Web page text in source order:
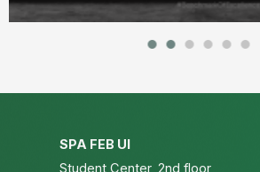
SPA FEB UI
Student Center, 2nd floor